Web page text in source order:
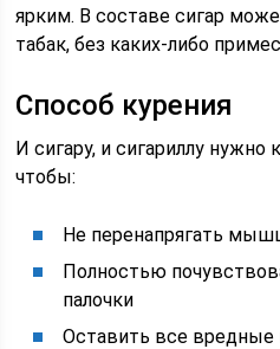
ярким. В составе сигар
табак, без каких-либо
Способ курения
И сигару, и сигариллу нужно
чтобы:
Не перенапрягать
Полностью
палочки
Оставить все